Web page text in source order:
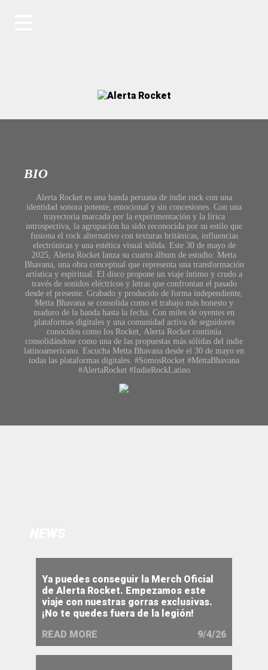
BIO
Alerta Rocket es una banda peruana de indie rock con una
identidad sonora potente, emocional y sin concesiones. Con una
trayectoria marcada por la experimentación y la lírica
introspectiva, la agrupación ha sido reconocida por su estilo que
fusiona el rock alternativo con texturas británicas, influencias
electrónicas y una estética visual sólida. Este 30 de mayo de
2025, Alerta Rocket lanza su cuarto álbum de estudio: Metta
Bhavana, una obra conceptual que representa una transformación
artística y espiritual. El disco propone un viaje íntimo y crudo a
través de sonidos eléctricos y letras que confrontan el pasado
desde el presente. Grabado y producido de forma independiente,
Metta Bhavana se consolida como el trabajo más honesto y
maduro de la banda hasta la fecha. Con miles de oyentes en
plataformas digitales y una comunidad activa de seguidores
conocidos como los Rocket, Alerta Rocket continúa
consolidándose como una de las propuestas más sólidas del indie
latinoamericano. Escucha Metta Bhavana desde el 30 de mayo en
todas las plataformas digitales. #SomosRocket #MettaBhavana
#AlertaRocket #IndieRockLatino
Ya puedes conseguir la Merch Oficial
de Alerta Rocket. Empezamos este
viaje con nuestras gorras exclusivas.
¡No te quedes fuera de la legión!
READ MORE
9/4/26